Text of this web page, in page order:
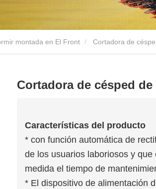
montada en El Front Cortadora de
Cortadora de césped de
Características del producto
* con función automática de
de los usuarios laboriosos y
medida el tiempo de
* El dispositivo de alimentación